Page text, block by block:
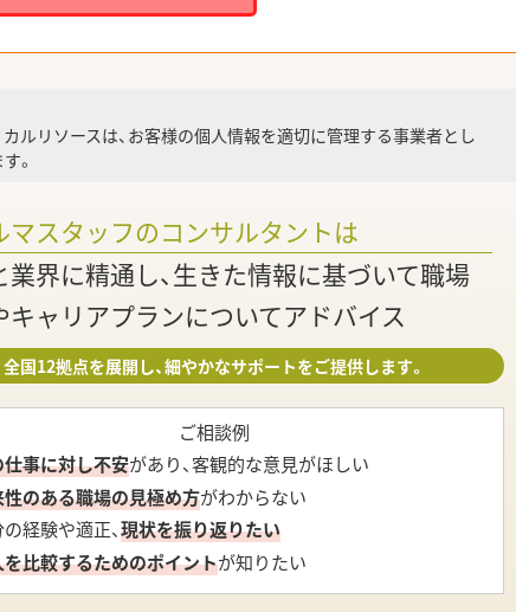
カルリソースは、お客様の個人情報を適切に管理する事業者とし
。
マスタッフのコンサルタントは
業界に精通し、生きた情報に基づいて職場
キャリアプランについてアドバイス
全国12拠点を展開し、細やかなサポートをご提供します。
ご相談例
事に対し不安があり、客観的な意見がほしい
のある職場の見極め方がわからない
経験や適正、現状を振り返りたい
比較するためのポイントが知りたい